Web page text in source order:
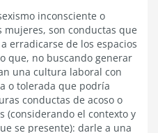
inconsciente o
mujeres, son conductas que
erradicarse de los espacios
que, no buscando generar
una cultura laboral con
o tolerada que podría
conductas de acoso o
(considerando el contexto y
se presente): darle a una